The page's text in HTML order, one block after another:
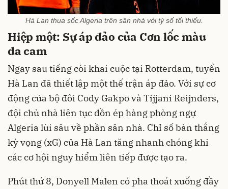
Hà Lan thua sốc Algeria trên sân nhà với tỷ số tối thiểu.
Hiệp một: Sự áp đảo của Cơn lốc màu
da cam
Ngay sau tiếng còi khai cuộc tại Rotterdam, tuyển
Hà Lan đã thiết lập một thế trận áp đảo. Với sự cơ
động của bộ đôi Cody Gakpo và Tijjani Reijnders,
đội chủ nhà liên tục dồn ép hàng phòng ngự
Algeria lùi sâu về phần sân nhà. Chỉ số bàn thắng
kỳ vọng (xG) của Hà Lan tăng nhanh chóng khi
các cơ hội nguy hiểm liên tiếp được tạo ra.
Phút thứ 8, Donyell Malen có pha thoát xuống đầy